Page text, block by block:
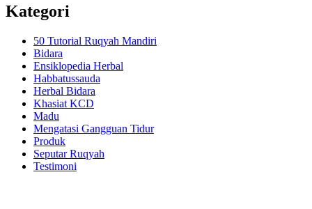
Kategori
50 Tutorial Ruqyah Mandiri
Bidara
Ensiklopedia Herbal
Habbatussauda
Herbal Bidara
Khasiat KCD
Madu
Mengatasi Gangguan Tidur
Produk
Seputar Ruqyah
Testimoni